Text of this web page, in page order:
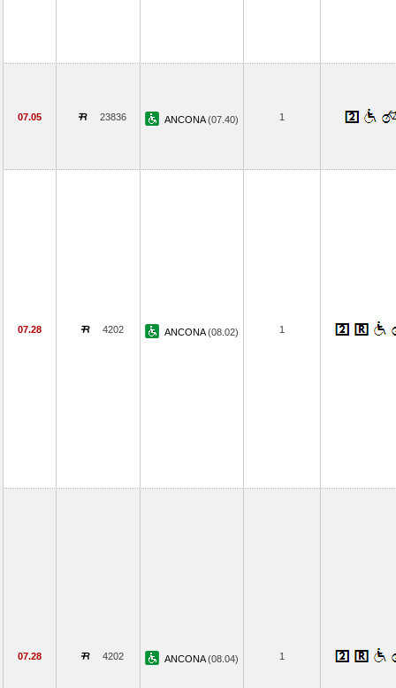
07.05 23836 ANCONA(07.40) 1
07.28 4202 ANCONA(08.02) 1
07.28 4202 ANCONA(08.04) 1